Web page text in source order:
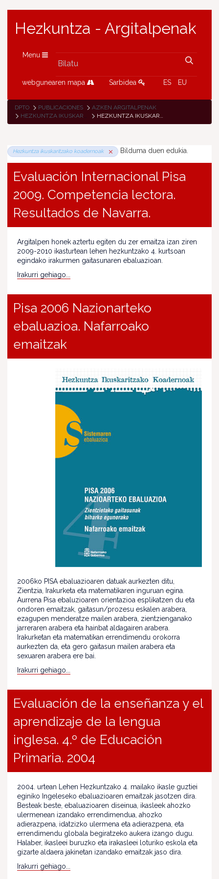
Hezkuntza - Argitalpenak
Menu
webgunearen mapa Sarbidea ES EU
DPTO PUBLICACIONES
AZKEN ARGITALPENAK
HEZKUNTZA IKUSKARITZAKO KOADERNOAK
HEZKUNTZA IKUSKARITZAKO KOADERNOAK
Hezkuntza ikuskaritzako koadernoak Bilduma duen edukia.
Evaluación Internacional Pisa
2009. Competencia lectora.
Resultados de Navarra.
Argitalpen honek aztertu egiten du zer emaitza izan ziren
2009-2010 ikasturtean lehen hezkuntzako 4. kurtsoan
egindako irakurmen gaitasunaren ebaluazioan.
Irakurri gehiago...
Pisa 2006 Nazionarteko
ebaluazioa. Nafarroako
emaitzak
2006ko PISA ebaluazioaren datuak aurkezten ditu,
Zientzia, Irakurketa eta matematikaren inguruan egina.
Aurrena Pisa ebaluzioaren orientazioa esplikatzen du eta
ondoren emaitzak, gaitasun/prozesu eskalen arabera,
ezagupen menderatze mailen arabera, zientzienganako
jarreraren arabera eta hainbat aldagairen arabera.
Irakurketan eta matematikan errendimendu orokorra
aurkezten da, eta gero gaitasun mailen arabera eta
sexuaren arabera ere bai.
Irakurri gehiago...
Evaluación de la enseñanza y el
aprendizaje de la lengua
inglesa. 4.º de Educación
Primaria. 2004
2004. urtean Lehen Hezkuntzako 4. mailako ikasle guztiei
eginiko Ingeleseko ebaluazioaren emaitzak jasotzen dira.
Besteak beste, ebaluazioaren diseinua, ikasleek ahozko
ulermenean izandako errendimendua, ahozko
adierazpena, idatzizko ulermena eta adierazpena, eta
errendimendu globala begiratzeko aukera izango dugu.
Halaber, ikasleei buruzko eta irakasleei loturiko eskola eta
gizarte aldaera jakinetan izandako emaitzak jaso dira.
Irakurri gehiago...